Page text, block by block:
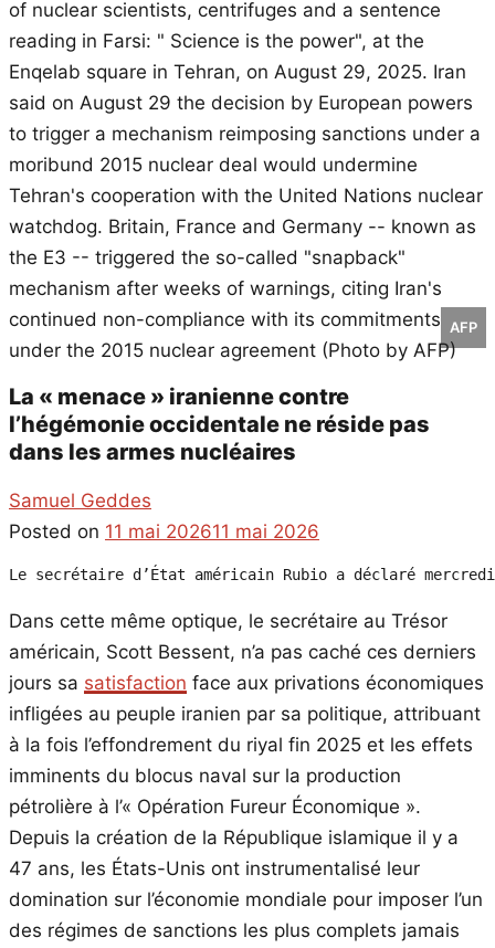
AFP
La « menace » iranienne contre
l’hégémonie occidentale ne réside pas
dans les armes nucléaires
Samuel Geddes
Posted on 11 mai 202611 mai 2026
Le secrétaire d’État américain Rubio a déclaré
Dans cette même optique, le secrétaire au Trésor
américain, Scott Bessent, n’a pas caché ces derniers
jours sa satisfaction face aux privations économiques
infligées au peuple iranien par sa politique, attribuant
à la fois l’effondrement du riyal fin 2025 et les effets
imminents du blocus naval sur la production
pétrolière à l’« Opération Fureur Économique ».
Depuis la création de la République islamique il y a
47 ans, les États-Unis ont instrumentalisé leur
domination sur l’économie mondiale pour imposer l’un
des régimes de sanctions les plus complets jamais